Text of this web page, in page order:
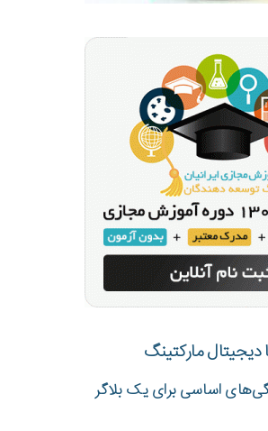
دیجیتال مارکتینگ
اساسی برای یک بلاگر